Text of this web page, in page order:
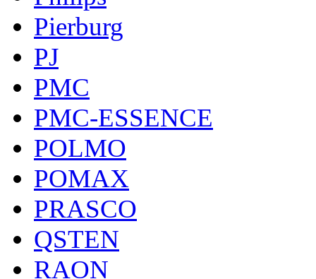
Pierburg
PJ
PMC
PMC-ESSENCE
POLMO
POMAX
PRASCO
QSTEN
RAON